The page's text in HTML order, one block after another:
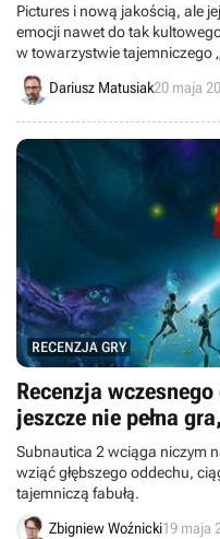
Pictures i nową jakością, ale
emocji nawet do tak
w towarzystwie tajemniczego
Dariusz Matusiak20 maja
RECENZJA GRY
Recenzja
jeszcze nie pełna
Subnautica 2 wciąga niczym
wziąć głębszego oddechu,
tajemniczą fabułą.
Zbigniew Woźnicki19 maja